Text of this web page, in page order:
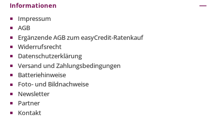
Informationen
Impressum
AGB
Ergänzende AGB zum easyCredit-Ratenkauf
Widerrufsrecht
Datenschutzerklärung
Versand und Zahlungsbedingungen
Batteriehinweise
Foto- und Bildnachweise
Newsletter
Partner
Kontakt